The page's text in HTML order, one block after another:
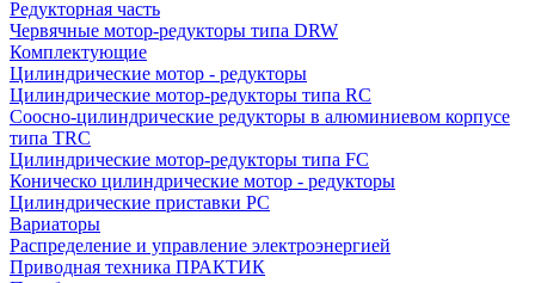
Редукторная часть
Червячные мотор-редукторы типа DRW
Комплектующие
Цилиндрические мотор - редукторы
Цилиндрические мотор-редукторы типа RC
Соосно-цилиндрические редукторы в алюминиевом корпусе
типа TRC
Цилиндрические мотор-редукторы типа FC
Коническо цилиндрические мотор - редукторы
Цилиндрические приставки PC
Вариаторы
Распределение и управление электроэнергией
Приводная техника ПРАКТИК